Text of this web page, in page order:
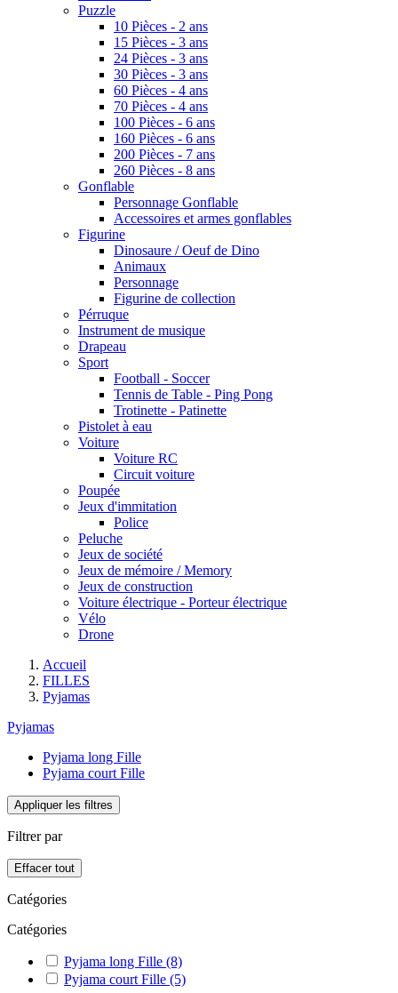
Puzzle
10 Pièces - 2 ans
15 Pièces - 3 ans
24 Pièces - 3 ans
30 Pièces - 3 ans
60 Pièces - 4 ans
70 Pièces - 4 ans
100 Pièces - 6 ans
160 Pièces - 6 ans
200 Pièces - 7 ans
260 Pièces - 8 ans
Gonflable
Personnage Gonflable
Accessoires et armes gonflables
Figurine
Dinosaure / Oeuf de Dino
Animaux
Personnage
Figurine de collection
Pérruque
Instrument de musique
Drapeau
Sport
Football - Soccer
Tennis de Table - Ping Pong
Trotinette - Patinette
Pistolet à eau
Voiture
Voiture RC
Circuit voiture
Poupée
Jeux d'immitation
Police
Peluche
Jeux de société
Jeux de mémoire / Memory
Jeux de construction
Voiture électrique - Porteur électrique
Vélo
Drone
Accueil
FILLES
Pyjamas
Pyjamas
Pyjama long Fille
Pyjama court Fille
Appliquer les filtres
Filtrer par
Effacer tout
Catégories
Catégories
Pyjama long Fille (8)
Pyjama court Fille (5)